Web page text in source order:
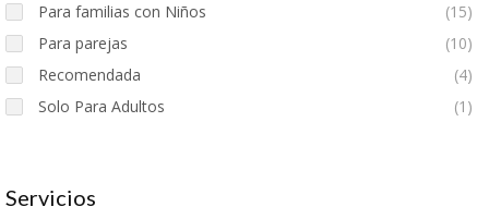
Para familias con Niños
(15)
Para parejas
(10)
Recomendada
(4)
Solo Para Adultos
(1)
Servicios